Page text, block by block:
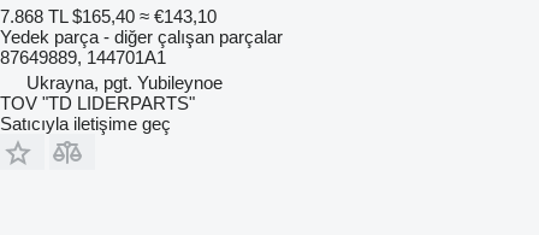
7.868 TL $165,40 ≈ €143,10
Yedek parça - diğer çalışan parçalar
87649889, 144701A1
Ukrayna, pgt. Yubileynoe
TOV "TD LIDERPARTS"
Satıcıyla iletişime geç